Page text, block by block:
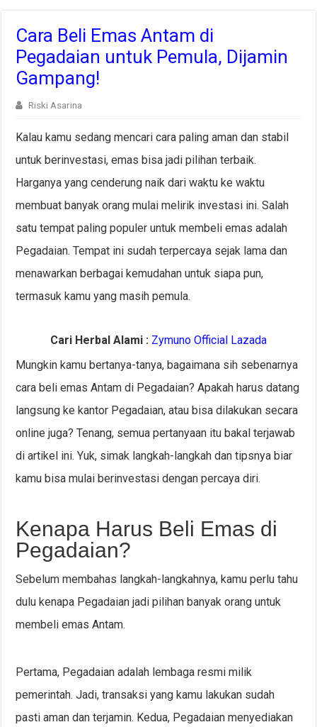
Cara Beli Emas Antam di
Pegadaian untuk Pemula, Dijamin
Gampang!
Riski Asarina
Kalau kamu sedang mencari cara paling aman dan stabil
untuk berinvestasi, emas bisa jadi pilihan terbaik.
Harganya yang cenderung naik dari waktu ke waktu
membuat banyak orang mulai melirik investasi ini. Salah
satu tempat paling populer untuk membeli emas adalah
Pegadaian. Tempat ini sudah terpercaya sejak lama dan
menawarkan berbagai kemudahan untuk siapa pun,
termasuk kamu yang masih pemula.
Cari Herbal Alami : Zymuno Official Lazada
Mungkin kamu bertanya-tanya, bagaimana sih sebenarnya
cara beli emas Antam di Pegadaian? Apakah harus datang
langsung ke kantor Pegadaian, atau bisa dilakukan secara
online juga? Tenang, semua pertanyaan itu bakal terjawab
di artikel ini. Yuk, simak langkah-langkah dan tipsnya biar
kamu bisa mulai berinvestasi dengan percaya diri.
Kenapa Harus Beli Emas di
Pegadaian?
Sebelum membahas langkah-langkahnya, kamu perlu tahu
dulu kenapa Pegadaian jadi pilihan banyak orang untuk
membeli emas Antam.
Pertama, Pegadaian adalah lembaga resmi milik
pemerintah. Jadi, transaksi yang kamu lakukan sudah
pasti aman dan terjamin. Kedua, Pegadaian menyediakan